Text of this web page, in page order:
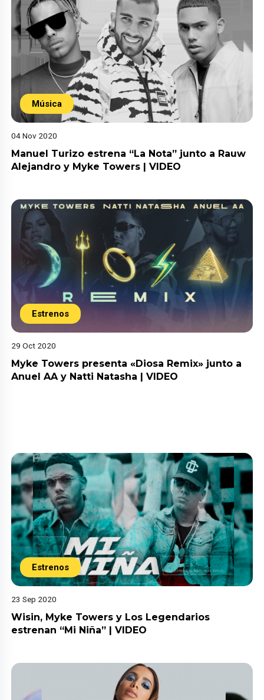
Música
04 Nov 2020
Manuel Turizo estrena “La Nota” junto a Rauw
Alejandro y Myke Towers | VIDEO
Estrenos
29 Oct 2020
Myke Towers presenta «Diosa Remix» junto a
Anuel AA y Natti Natasha | VIDEO
Estrenos
23 Sep 2020
Wisin, Myke Towers y Los Legendarios
estrenan “Mi Niña” | VIDEO